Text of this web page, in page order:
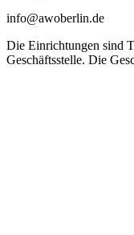
info@awoberlin.de
Die Einrichtungen sind
Geschäftsstelle. Die